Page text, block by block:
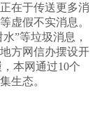
在于传送更多消
虚假不实消息。
”等垃圾消息，
方网信办摆设开
本网通过10个
生态。